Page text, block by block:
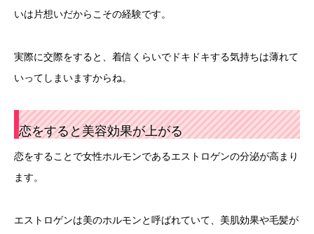
いは片想いだからこその経験です。
実際に交際をすると、着信くらいでドキドキする気持ちは薄れて
いってしまいますからね。
恋をすると美容効果が上がる
恋をすることで女性ホルモンであるエストロゲンの分泌が高まり
ます。
エストロゲンは美のホルモンと呼ばれていて、美肌効果や毛髪が